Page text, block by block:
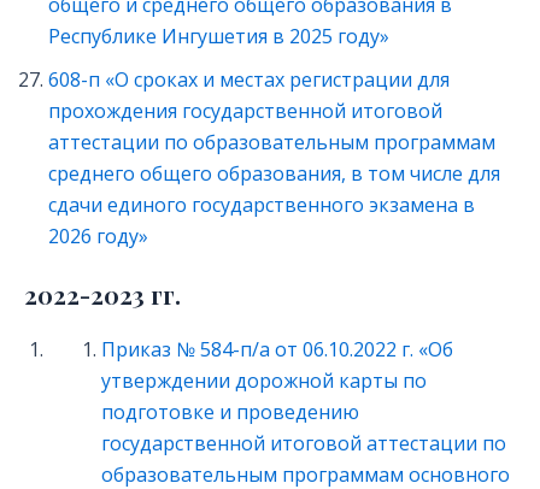
Республике Ингушетия в 2025 году»
608-п «О сроках и местах регистрации для
прохождения государственной итоговой
аттестации по образовательным программам
среднего общего образования, в том числе для
сдачи единого государственного экзамена в
2026 году»
2022-2023 гг.
Приказ № 584-п/а от 06.10.2022 г. «Об
утверждении дорожной карты по
подготовке и проведению
государственной итоговой аттестации по
образовательным программам основного